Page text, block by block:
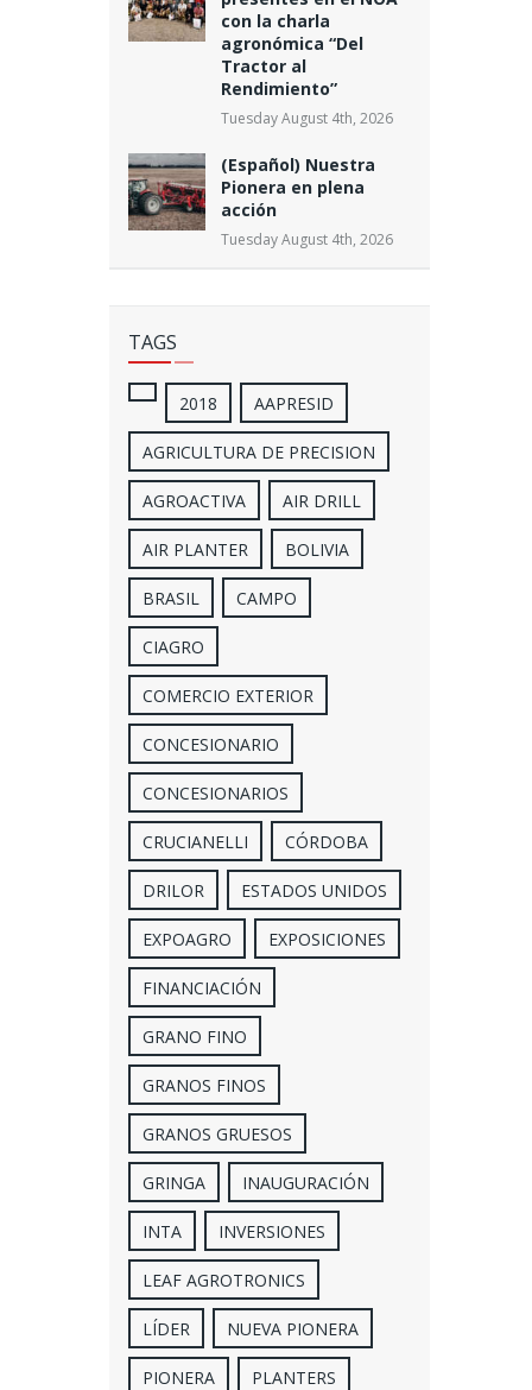
con la charla
agronómica “Del
Tractor al
Rendimiento”
Tuesday August 4th, 2026
(Español) Nuestra
Pionera en plena
acción
Tuesday August 4th, 2026
TAGS
2018 AAPRESID
AGRICULTURA DE PRECISION
AGROACTIVA AIR DRILL
AIR PLANTER BOLIVIA
BRASIL CAMPO
CIAGRO
COMERCIO EXTERIOR
CONCESIONARIO
CONCESIONARIOS
CRUCIANELLI CÓRDOBA
DRILOR ESTADOS UNIDOS
EXPOAGRO EXPOSICIONES
FINANCIACIÓN
GRANO FINO
GRANOS FINOS
GRANOS GRUESOS
GRINGA INAUGURACIÓN
INTA INVERSIONES
LEAF AGROTRONICS
LÍDER NUEVA PIONERA
PIONERA PLANTERS